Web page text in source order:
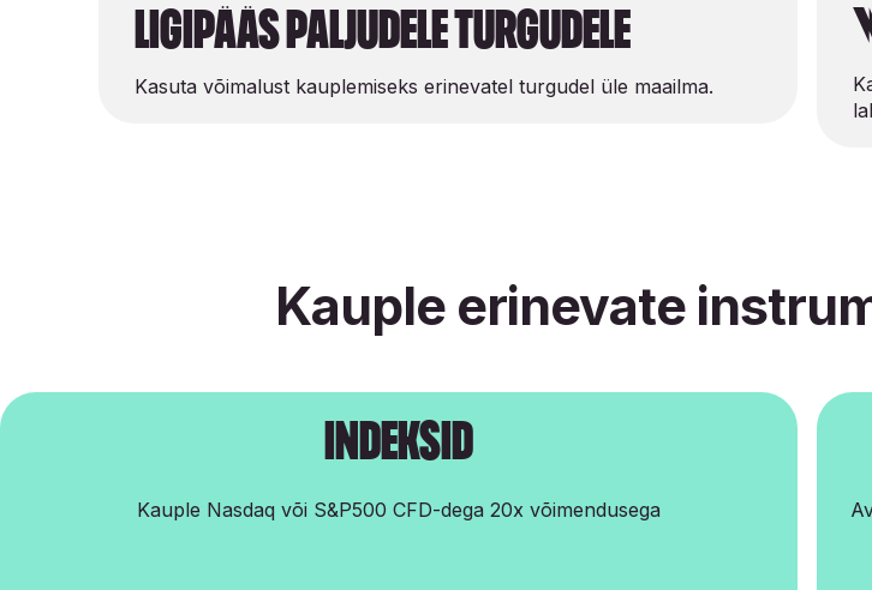
Ligipääs paljudele turgudele
Kasuta võimalust kauplemiseks erinevatel turgudel üle maailma.
Kauple erinevate
Indeksid
Kauple Nasdaq või S&P500 CFD-dega 20x võimendusega